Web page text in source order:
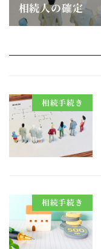
相続人の確定
相続手続き
相続手続き